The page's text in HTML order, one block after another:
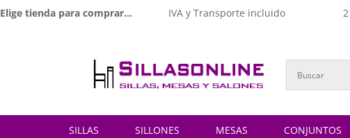
Elige tienda para comprar... IVA y Transporte incluido
SILLAS SILLONES MESAS CONJUNTOS